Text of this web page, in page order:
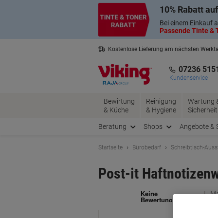
10% Rabatt
Bei einem Einkauf
Passende Tinte &
Kostenlose Lieferung am nächsten
07236
Kundenservice
Bewirtung
& Küche
Reinigung
& Hygiene
Wartung
Sicherheit
Beratung Shops Angebote &
Startseite Bürobedarf Schreibtisch-
Post-it